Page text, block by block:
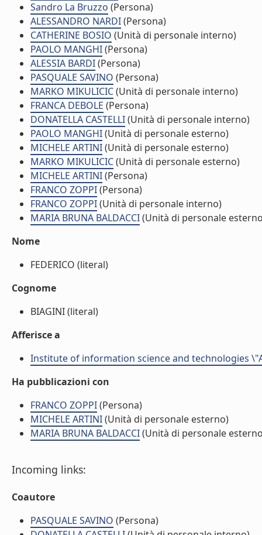
Sandro La Bruzzo (Persona)
ALESSANDRO NARDI(Persona)
CATHERINE BOSIO (Unità di personale interno)
PAOLO MANGHI(Persona)
ALESSIA BARDI(Persona)
PASQUALE SAVINO (Persona)
MARKO MIKULICIC(Unità di personale interno)
FRANCA DEBOLE (Persona)
DONATELLA CASTELLI(Unità di personale interno)
PAOLO MANGHI(Unità di personale esterno)
MICHELE ARTINI(Unità di personale esterno)
MARKO MIKULICIC(Unità di personale esterno)
MICHELE ARTINI(Persona)
FRANCO ZOPPI(Persona)
FRANCO ZOPPI(Unità di personale interno)
MARIA BRUNA BALDACCI(Unità di personale
Nome
FEDERICO (literal)
Cognome
BIAGINI (literal)
Afferisce a
Institute of information science and technologies
Ha pubblicazioni con
FRANCO ZOPPI(Persona)
MICHELE ARTINI(Unità di personale esterno)
MARIA BRUNA BALDACCI(Unità di personale
Incoming links:
Coautore
PASQUALE SAVINO (Persona)